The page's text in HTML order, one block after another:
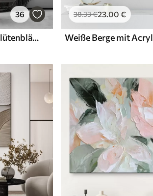
36
Weiße Blüten mit zarten Blütenblättern, angeordnet in einem wunderschönen Blumenmuster vor einem hellen Hintergrund
38.33€23.00 €
Weiße Berge mit Acryl